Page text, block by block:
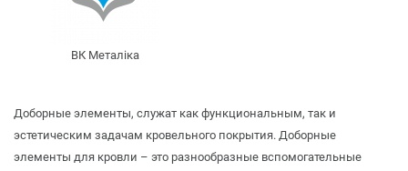
ВК Металіка
Доборные элементы, служат как функциональным, так и
эстетическим задачам кровельного покрытия. Доборные
элементы для кровли – это разнообразные вспомогательные